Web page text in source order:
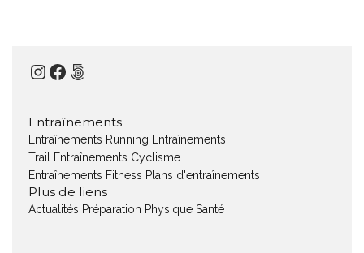
Instagram
Facebook
500px
Entraînements
Entraînements Running Entraînements
Trail
Entraînements Cyclisme
Entraînements Fitness Plans d'entraînements
Plus de liens
Actualités Préparation Physique Santé